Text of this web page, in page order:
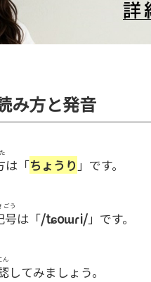
み方と発音
は「ちょうり 」です。
号
ごう
は「/tɕoɯɾi/」です。
ん
してみましょう。